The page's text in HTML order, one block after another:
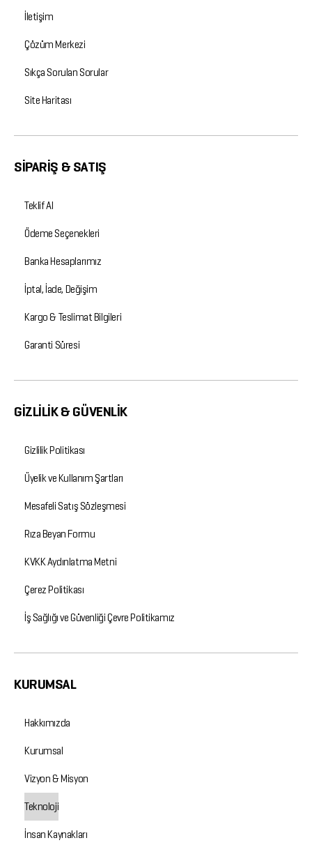
İletişim
Çözüm Merkezi
Sıkça Sorulan Sorular
Site Haritası
SİPARİŞ & SATIŞ
Teklif Al
Ödeme Seçenekleri
Banka Hesaplarımız
İptal, İade, Değişim
Kargo & Teslimat Bilgileri
Garanti Süresi
GİZLİLİK & GÜVENLİK
Gizlilik Politikası
Üyelik ve Kullanım Şartları
Mesafeli Satış Sözleşmesi
Rıza Beyan Formu
KVKK Aydınlatma Metni
Çerez Politikası
İş Sağlığı ve Güvenliği Çevre Politikamız
KURUMSAL
Hakkımızda
Kurumsal
Vizyon & Misyon
Teknoloji
İnsan Kaynakları